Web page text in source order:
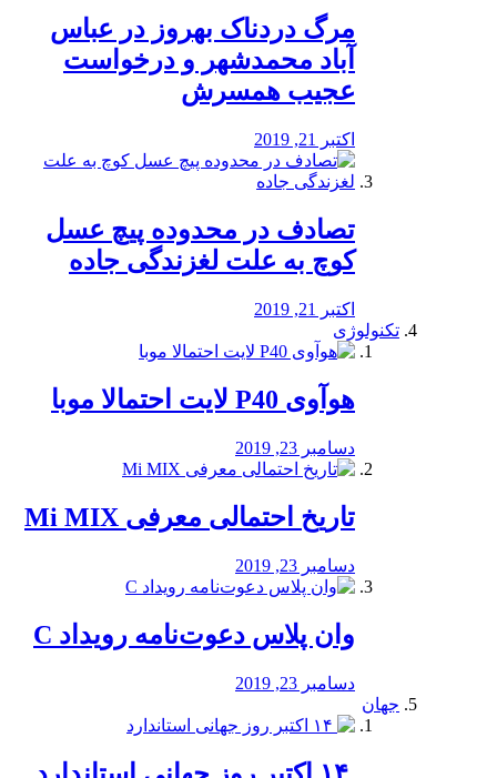
مرگ دردناک بهروز در عباس
آباد محمدشهر و درخواست
عجیب همسرش
اکتبر 21, 2019
تصادف در محدوده پیچ عسل
کوچ به علت لغزندگی جاده
اکتبر 21, 2019
تکنولوژی
هوآوی P40 لایت احتمالا موبا
دسامبر 23, 2019
تاریخ احتمالی معرفی Mi MIX
دسامبر 23, 2019
وان پلاس دعوت‌نامه رویداد C
دسامبر 23, 2019
جهان